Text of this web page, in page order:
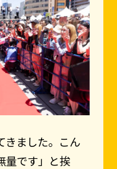
きました。こん
量です」と挨